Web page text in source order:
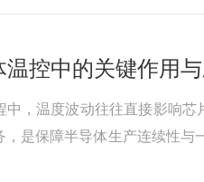
温控中的关键作用
中，温度波动往往直接影响
，是保障半导体生产连续性